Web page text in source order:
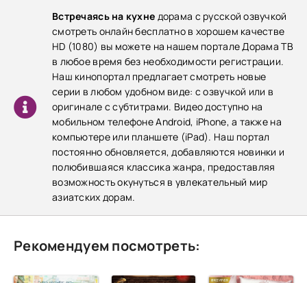
Встречаясь на кухне дорама с русской озвучкой
смотреть онлайн бесплатно в хорошем качестве
HD (1080) вы можете на нашем портале Дорама ТВ
в любое время без необходимости регистрации.
Наш кинопортал предлагает смотреть новые
серии в любом удобном виде: с озвучкой или в
оригинале с субтитрами. Видео доступно на
мобильном телефоне Android, iPhone, а также на
компьютере или планшете (iPad). Наш портал
постоянно обновляется, добавляются новинки и
полюбившаяся классика жанра, предоставляя
возможность окунуться в увлекательный мир
азиатских дорам.
Рекомендуем посмотреть: